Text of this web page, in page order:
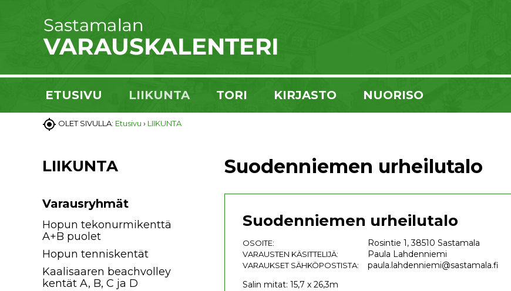
ETUSIVU LIIKUNTA TORI KIRJASTO NUORISO
 OLET SIVULLA: Etusivu › LIIKUNTA
LIIKUNTA
Varausryhmät
Hopun tekonurmikenttä
A+B puolet
Hopun tenniskentät
Kaalisaaren beachvolley
kentät A, B, C ja D
Suodenniemen urheilutalo
Suodenniemen urheilutalo
OSOITE: Rosintie 1, 38510 Sastamala
VARAUSTEN KÄSITTELIJÄ: Paula Lahdenniemi
VARAUKSET SÄHKÖPOSTISTA:
paula.lahdenniemi@sastamala.fi
Salin mitat: 15,7 x 26,3m